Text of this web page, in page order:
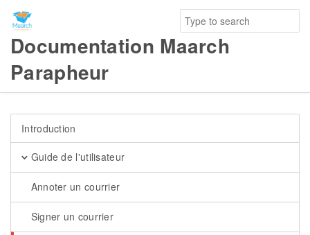
Documentation Maarch
Parapheur
Introduction
Guide de l'utilisateur
Annoter un courrier
Signer un courrier